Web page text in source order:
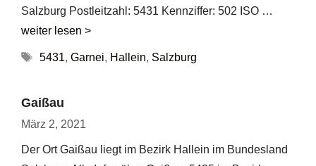
Salzburg Postleitzahl: 5431 Kennziffer: 502 ISO …
weiter lesen >
Schlagwörter
5431, Garnei, Hallein, Salzburg
Gaißau
März 2, 2021
Der Ort Gaißau liegt im Bezirk Hallein im Bundesland